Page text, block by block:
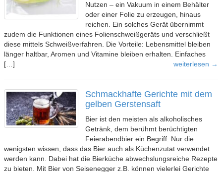
Nutzen – ein Vakuum in einem Behälter
oder einer Folie zu erzeugen, hinaus
reichen. Ein solches Gerät übernimmt
zudem die Funktionen eines Folienschweißgeräts und verschließt
diese mittels Schweißverfahren. Die Vorteile: Lebensmittel bleiben
länger haltbar, Aromen und Vitamine bleiben erhalten. Einfaches
[…]
weiterlesen →
Schmackhafte Gerichte mit dem
gelben Gerstensaft
Bier ist den meisten als alkoholisches
Getränk, dem berühmt berüchtigten
Feierabendbier ein Begriff. Nur die
wenigsten wissen, dass das Bier auch als Küchenzutat verwendet
werden kann. Dabei hat die Bierküche abwechslungsreiche Rezepte
zu bieten. Mit Bier von Seisenegger z.B. können vielerlei Gerichte